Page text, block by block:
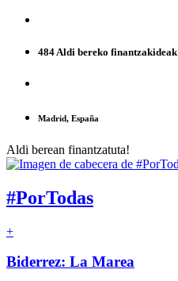
484 Aldi bereko finantzakideak
Madrid, España
Aldi berean finantzatuta!
#PorTodas
+
Biderrez: La Marea